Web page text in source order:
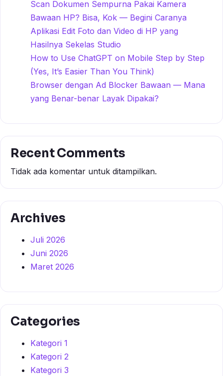
Scan Dokumen Sempurna Pakai Kamera
Bawaan HP? Bisa, Kok — Begini Caranya
Aplikasi Edit Foto dan Video di HP yang
Hasilnya Sekelas Studio
How to Use ChatGPT on Mobile Step by Step
(Yes, It’s Easier Than You Think)
Browser dengan Ad Blocker Bawaan — Mana
yang Benar-benar Layak Dipakai?
Recent Comments
Tidak ada komentar untuk ditampilkan.
Archives
Juli 2026
Juni 2026
Maret 2026
Categories
Kategori 1
Kategori 2
Kategori 3